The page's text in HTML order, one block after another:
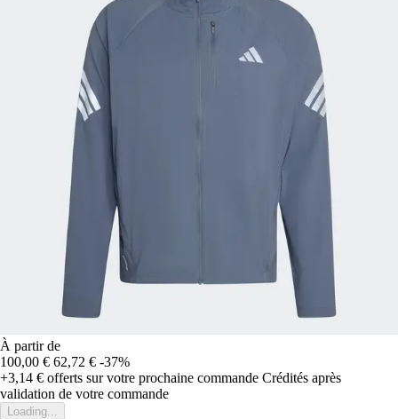
À partir de
100,00 € 62,72 € -37%
+3,14 € offerts sur votre prochaine commande Crédités après
validation de votre commande
Loading...